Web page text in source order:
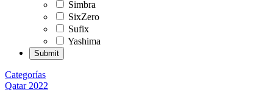
Simbra
SixZero
Sufix
Yashima
Categorías
Qatar 2022